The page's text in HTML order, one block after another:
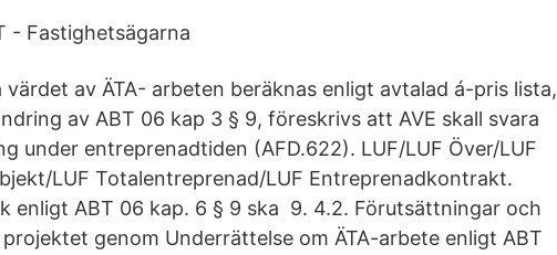
- Fastighetsägarna
av ÄTA- arbeten beräknas enligt avtalad á-pris lista,
av ABT 06 kap 3 § 9, föreskrivs att AVE skall svara
under entreprenadtiden (AFD.622). LUF/LUF Över/LUF
LUF Totalentreprenad/LUF Entreprenadkontrakt.
enligt ABT 06 kap. 6 § 9 ska 9. 4.2. Förutsättningar och
genom Underrättelse om ÄTA-arbete enligt ABT